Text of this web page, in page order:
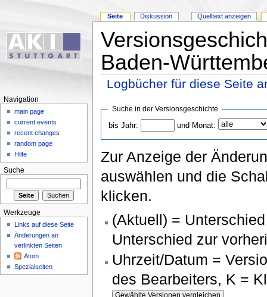
Baden-
Logbücher für diese Seite
Suche in der Versionsgeschichte
bis Jahr: und Monat:
Zur Anzeige der
auswählen und die
klicken.
(Aktuell) =
Unterschied zur
Uhrzeit/Datum =
des Bearbeiters, K =
Seite Diskussion Quelltext anzeigen
Navigation
main page
current events
recent changes
random page
Hilfe
Suche
Werkzeuge
Links auf diese Seite
Änderungen an
verlinkten Seiten
Atom
Spezialseiten